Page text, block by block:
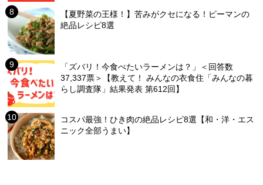
【夏野菜の王様！】苦みがクセになる！ピーマンの
絶品レシピ8選
「ズバリ！今食べたいラーメンは？」＜回答数
37,337票＞【教えて！ みんなの衣食住「みんなの暮
らし調査隊」結果発表 第612回】
コスパ最強！ひき肉の絶品レシピ8選【和・洋・エス
ニック全部うまい】